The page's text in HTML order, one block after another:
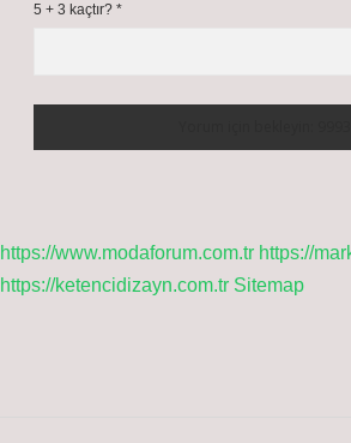
5 + 3 kaçtır? *
https://www.modaforum.com.tr https://
https://ketencidizayn.com.tr Sitemap